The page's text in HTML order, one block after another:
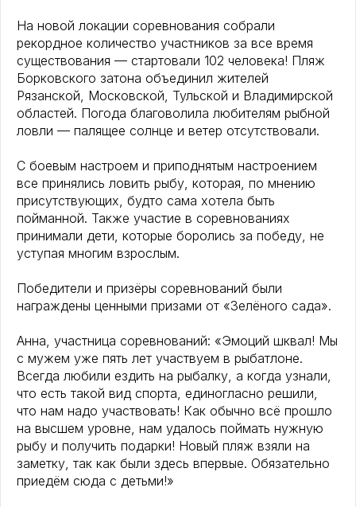
На новой локации соревнования собрали
рекордное количество участников за все время
существования — стартовали 102 человека! Пляж
Борковского затона объединил жителей
Рязанской, Московской, Тульской и Владимирской
областей. Погода благоволила любителям рыбной
ловли — палящее солнце и ветер отсутствовали.
С боевым настроем и приподнятым настроением
все принялись ловить рыбу, которая, по мнению
присутствующих, будто сама хотела быть
пойманной. Также участие в соревнованиях
принимали дети, которые боролись за победу, не
уступая многим взрослым.
Победители и призёры соревнований были
награждены ценными призами от «Зелёного сада».
Анна, участница соревнований: «Эмоций шквал! Мы
с мужем уже пять лет участвуем в рыбатлоне.
Всегда любили ездить на рыбалку, а когда узнали,
что есть такой вид спорта, единогласно решили,
что нам надо участвовать! Как обычно всё прошло
на высшем уровне, нам удалось поймать нужную
рыбу и получить подарки! Новый пляж взяли на
заметку, так как были здесь впервые. Обязательно
приедём сюда с детьми!»